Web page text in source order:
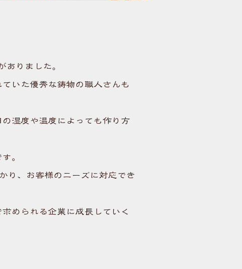
りました。
いた優秀な鋳物の職人さんも
湿度や温度によっても作り方
。
り、お客様のニーズに対応でき
められる企業に成長していく